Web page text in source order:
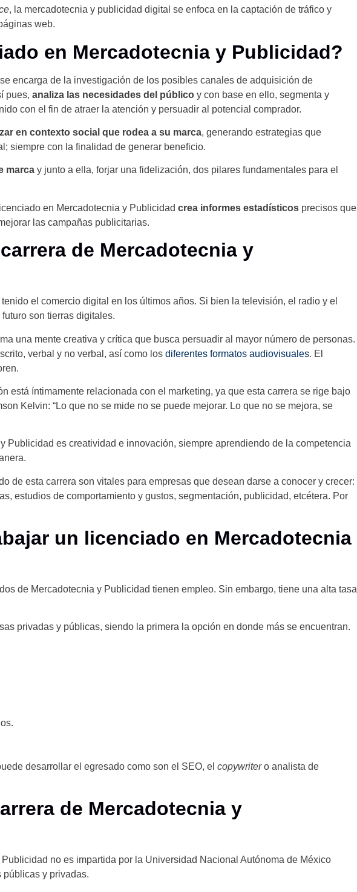
, la mercadotecnia y publicidad digital se enfoca en la captación de tráfico y
web.
en Mercadotecnia y Publicidad?
encarga de la investigación de los posibles canales de adquisición de
pues, analiza las necesidades del público y con base en ello, segmenta y
con el fin de atraer la atención y persuadir al potencial comprador.
en contexto social que rodea a su marca, generando estrategias que
siempre con la finalidad de generar beneficio.
marca y junto a ella, forjar una fidelización, dos pilares fundamentales para el
en Mercadotecnia y Publicidad crea informes estadísticos precisos que
las campañas publicitarias.
de Mercadotecnia y
el comercio digital en los últimos años. Si bien la televisión, el radio y el
son tierras digitales.
una mente creativa y crítica que busca persuadir al mayor número de personas.
verbal y no verbal, así como los diferentes formatos audiovisuales. El
está íntimamente relacionada con el marketing, ya que esta carrera se rige bajo
Kelvin: “Lo que no se mide no se puede mejorar. Lo que no se mejora, se
Publicidad es creatividad e innovación, siempre aprendiendo de la competencia
de esta carrera son vitales para empresas que desean darse a conocer y crecer:
estudios de comportamiento y gustos, segmentación, publicidad, etcétera. Por
un licenciado en Mercadotecnia
de Mercadotecnia y Publicidad tienen empleo. Sin embargo, tiene una alta tasa
privadas y públicas, siendo la primera la opción en donde más se encuentran.
desarrollar el egresado como son el SEO, el copywritero analista de
de Mercadotecnia y
no es impartida por la Universidad Nacional Autónoma de México
públicas y privadas.